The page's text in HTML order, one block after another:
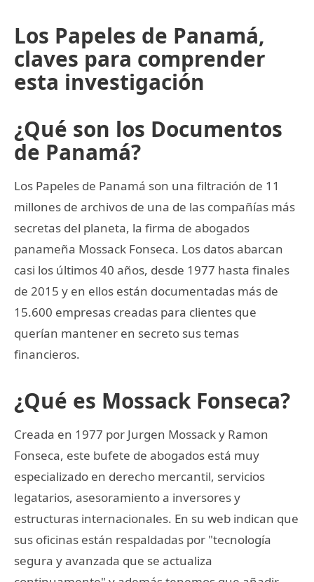
Los Papeles de Panamá,
claves para comprender
esta investigación
¿Qué son los Documentos
de Panamá?
Los Papeles de Panamá son una filtración de 11
millones de archivos de una de las compañías más
secretas del planeta, la firma de abogados
panameña Mossack Fonseca. Los datos abarcan
casi los últimos 40 años, desde 1977 hasta finales
de 2015 y en ellos están documentadas más de
15.600 empresas creadas para clientes que
querían mantener en secreto sus temas
financieros.
¿Qué es Mossack Fonseca?
Creada en 1977 por Jurgen Mossack y Ramon
Fonseca, este bufete de abogados está muy
especializado en derecho mercantil, servicios
legatarios, asesoramiento a inversores y
estructuras internacionales. En su web indican que
sus oficinas están respaldadas por "tecnología
segura y avanzada que se actualiza